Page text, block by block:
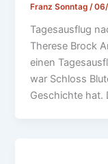
Franz Sonntag/
Tagesausflug
Therese Brock
einen
war Schloss
Geschichte hat.